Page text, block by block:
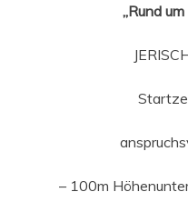
„Rund
– 100m